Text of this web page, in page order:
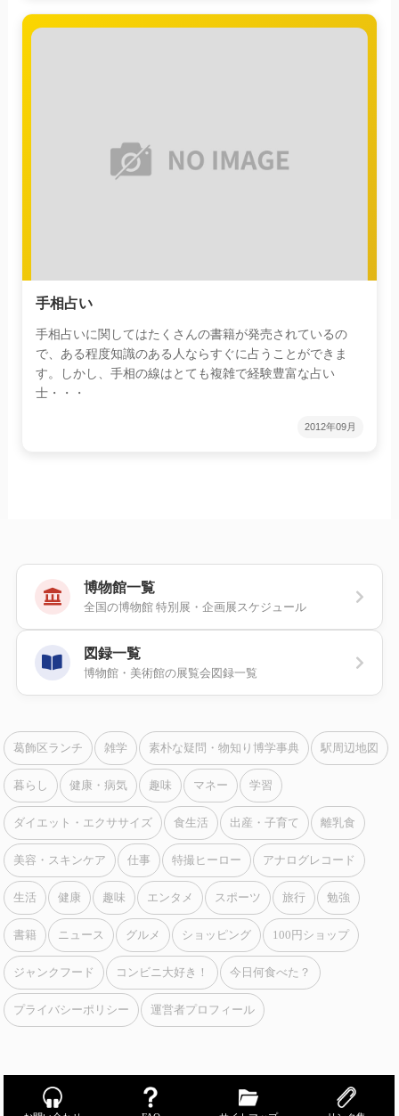
手相占い
手相占いに関してはたくさんの書籍が発売されているの
で、ある程度知識のある人ならすぐに占うことができま
す。しかし、手相の線はとても複雑で経験豊富な占い
士・・・
2012年09月
博物館一覧
全国の博物館 特別展・企画展スケジュール
図録一覧
博物館・美術館の展覧会図録一覧
葛飾区ランチ 雑学 素朴な疑問・物知り博学事典 駅周辺地図
暮らし 健康・病気 趣味 マネー 学習
ダイエット・エクササイズ 食生活 出産・子育て 離乳食
美容・スキンケア 仕事 特撮ヒーロー アナログレコード
生活 健康 趣味 エンタメ スポーツ 旅行 勉強
書籍 ニュース グルメ ショッピング 100円ショップ
ジャンクフード コンビニ大好き！ 今日何食べた？
プライバシーポリシー 運営者プロフィール